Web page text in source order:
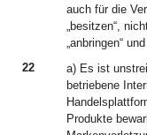
auch für die
„besitzen“,
„anbringen“
22
a) Es ist
betriebene
Produkte